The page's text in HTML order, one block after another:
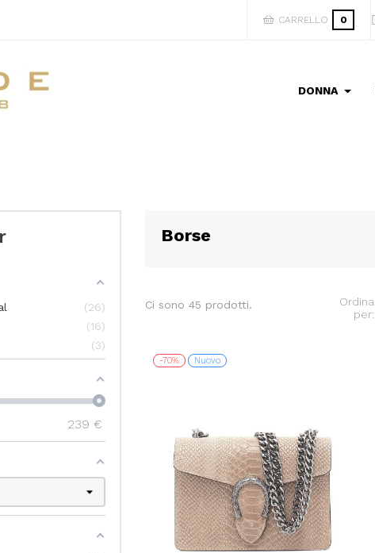
CARRELLO 0
DONNA
26
16
3
239 €
Borse
Ci sono 45 prodotti.
Ordina
per:
-70% Nuovo